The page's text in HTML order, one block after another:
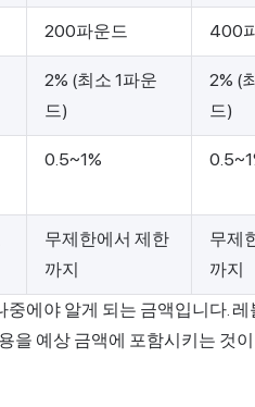
200파운드 400
2% (최소 1파운
드)
2% (
드)
0.5~1%
무제한에서 제한
까지
무제
까지
에야 알게 되는 금액입니다.
을 예상 금액에 포함시키는 것